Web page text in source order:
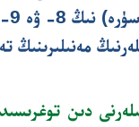
مەنىلىرىنىڭ
دىن